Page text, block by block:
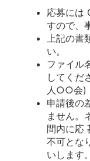
応募には
すので、
上記の書
い。
ファイル
してくだ
⼈○○会)
申請後の
ません。
間内に応
不可とな
いします。